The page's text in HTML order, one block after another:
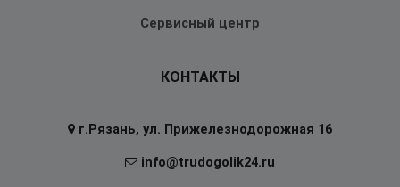
Сервисный центр
КОНТАКТЫ
г.Рязань, ул. Прижелезнодорожная 16
info@trudogolik24.ru